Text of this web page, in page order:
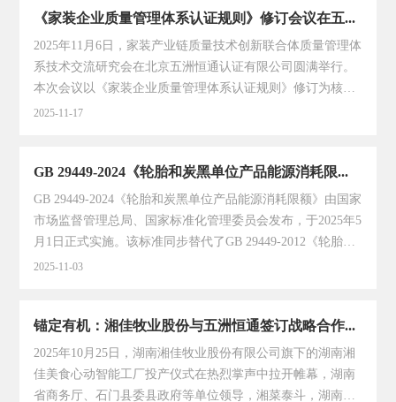
持。有机专委会副秘书长郝静为会议致辞，肯定了乡城县依
托当地环境优势构建多类产品矩阵的成果，指出希望本次对
接会成为有机产业“标准认证+市场推广”的实践范本，为高原
有机产品走向更广阔的市场提供路径支撑。乡城县委常委、
《家装企业质量管理体系认证规则》修订会议在五洲恒通召开
2025年11月6日，家装产业链质量技术创新联合体质量管理体
系技术交流研究会在北京五洲恒通认证有限公司圆满举行。
本次会议以《家装企业质量管理体系认证规则》修订为核心
议题，汇聚了市场监管总局认研中心、市场监管总局认研中
秋、总经理助理杨兰、部长李琼参加会议。会上，市场监管
总局认研中心相关领导首先介绍了《家装企业质量管理体系
认证规则》修订的背景与整体方向，强调规则修订需贴合当
前家装行业发展新需求，进一步提升认证规范性与实用性。
2025-11-17
GB 29449-2024《轮胎和炭黑单位产品能源消耗限额》标准变化解读
GB 29449-2024《轮胎和炭黑单位产品能源消耗限额》由国家
市场监督管理总局、国家标准化管理委员会发布，于2025年5
月1日正式实施。该标准同步替代了GB 29449-2012《轮胎单
位产品能源消耗限额》和GB 29440-2012《炭黑单位产品能源
修改了统计范围的内容，新增了能耗限额等级。为便于相关
企业掌握并应用好GB 29449-2024标准，与广大能源认证审核
人员共同学习，本文对标准其相关变化进行对比分析。01标
准适用范围发生变化GB 29449-2024适用范围删除了节能
2025-11-03
锚定有机：湘佳牧业股份与五洲恒通签订战略合作协议
2025年10月25日，湖南湘佳牧业股份有限公司旗下的湖南湘
佳美食心动智能工厂投产仪式在热烈掌声中拉开帷幕，湖南
省商务厅、石门县委县政府等单位领导，湘菜泰斗，湖南